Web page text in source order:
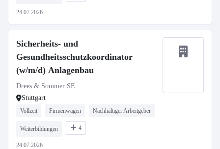
24.07.2026
Sicherheits- und
Gesundheitsschutzkoordinator
(w/m/d) Anlagenbau
Drees & Sommer SE
Stuttgart
Vollzeit Firmenwagen Nachhaltiger Arbeitgeber
Weiterbildungen 4
24.07.2026